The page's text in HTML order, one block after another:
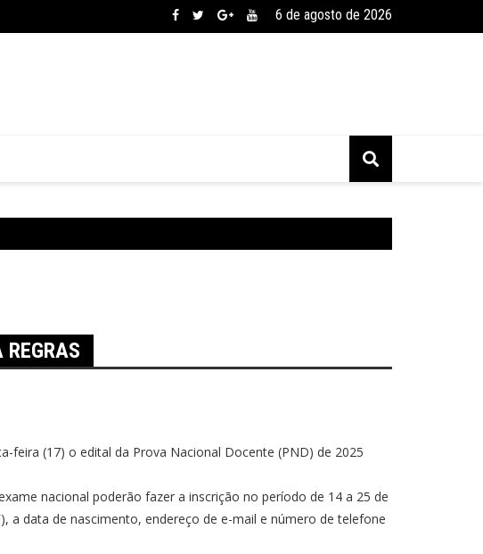
6 de agosto de 2026
feira (17) o edital da Prova Nacional Docente (PND) de 2025
nacional poderão fazer a inscrição no período de 14 a 25 de
a data de nascimento, endereço de e-mail e número de telefone